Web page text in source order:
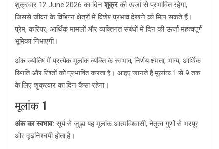
शुक्रवार 12 June 2026 का दिनशुक्रकी ऊर्जा से प्रभावित रहेगा,
जिससे जीवन के विभिन्न क्षेत्रों में विशेष प्रभाव देखने को मिल सकते हैं।
प्रेम, करियर, आर्थिक मामलों और व्यक्तिगत संबंधों में दिन की ऊर्जा महत्वपूर्ण
भूमिका निभाएगी।
अंक ज्योतिष में प्रत्येक मूलांक व्यक्ति के स्वभाव, निर्णय क्षमता, भाग्य, आर्थिक
स्थिति और रिश्तों को प्रभावित करता है। आइए जानते हैं मूलांक 1 से 9 तक
के लिए शुक्रवार का दिन कैसा रहेगा।
मूलांक 1
अंक का स्वभाव: सूर्य से जुड़ा यह मूलांक आत्मविश्वासी, नेतृत्व गुणों से भरपूर
और दृढ़निश्चयी होता है।